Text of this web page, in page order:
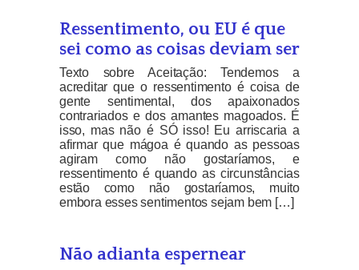
Ressentimento, ou EU é que
sei como as coisas deviam ser
Texto sobre Aceitação: Tendemos a
acreditar que o ressentimento é coisa de
gente sentimental, dos apaixonados
contrariados e dos amantes magoados. É
isso, mas não é SÓ isso! Eu arriscaria a
afirmar que mágoa é quando as pessoas
agiram como não gostaríamos, e
ressentimento é quando as circunstâncias
estão como não gostaríamos, muito
embora esses sentimentos sejam bem […]
Não adianta espernear